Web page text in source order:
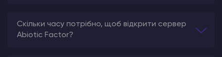
Скільки часу потрібно, щоб відкрити сервер
Abiotic Factor?